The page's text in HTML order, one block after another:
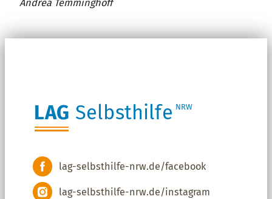
Andrea Temminghoff
LAG Selbsthilfe NRW
lag-selbsthilfe-nrw.de/facebook
lag-selbsthilfe-nrw.de/instagram